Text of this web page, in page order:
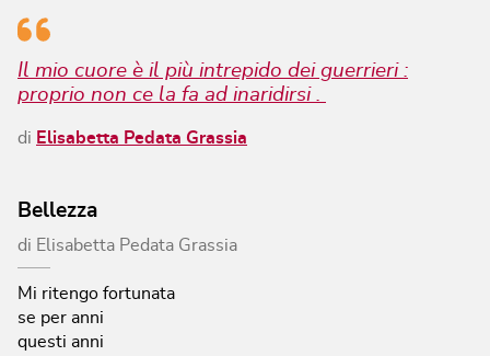
Il mio cuore è il più intrepido dei guerrieri :
proprio non ce la fa ad inaridirsi .
di Elisabetta Pedata Grassia
Bellezza
di Elisabetta Pedata Grassia
Mi ritengo fortunata
se per anni
questi anni